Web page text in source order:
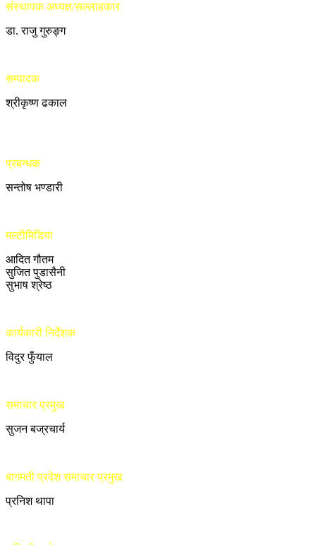
संस्थापक अध्यक्ष/सल्लाहकार
डा. राजु गुरुङ्ग
सम्पादक
श्रीकृष्ण ढकाल
प्रबन्धक
सन्तोष भण्डारी
मल्टीमिडिया
आदित गौतम
सुजित पुडासैनी
सुभाष श्रेष्ठ
कार्यकारी निर्देशक
विदुर फुँयाल
समाचार प्रमुख
सुजन बज्रचार्य
बागमती प्रदेश समाचार प्रमुख
प्रनिश थापा